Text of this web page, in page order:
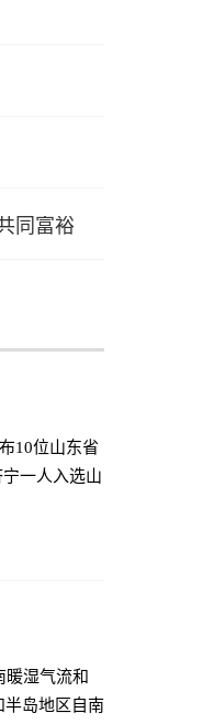
同富裕
10位山东省
一人入选山
暖湿气流和
半岛地区自南